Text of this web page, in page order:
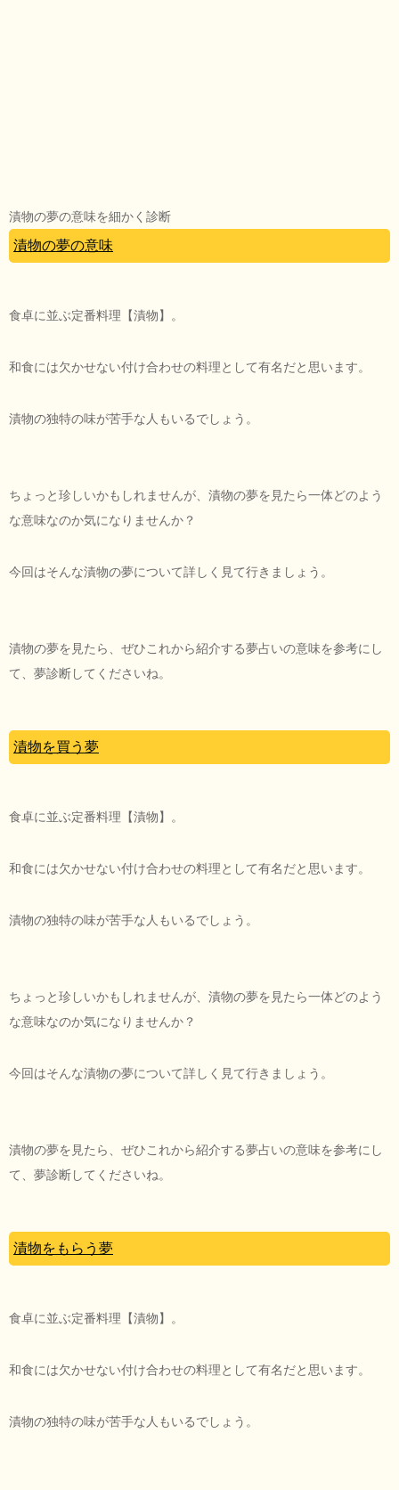
漬物の夢の意味を細かく診断
漬物の夢の意味
食卓に並ぶ定番料理【漬物】。
和食には欠かせない付け合わせの料理として有名だと思います。
漬物の独特の味が苦手な人もいるでしょう。
ちょっと珍しいかもしれませんが、漬物の夢を見たら一体どのよう
な意味なのか気になりませんか？
今回はそんな漬物の夢について詳しく見て行きましょう。
漬物の夢を見たら、ぜひこれから紹介する夢占いの意味を参考にし
て、夢診断してくださいね。
漬物を買う夢
食卓に並ぶ定番料理【漬物】。
和食には欠かせない付け合わせの料理として有名だと思います。
漬物の独特の味が苦手な人もいるでしょう。
ちょっと珍しいかもしれませんが、漬物の夢を見たら一体どのよう
な意味なのか気になりませんか？
今回はそんな漬物の夢について詳しく見て行きましょう。
漬物の夢を見たら、ぜひこれから紹介する夢占いの意味を参考にし
て、夢診断してくださいね。
漬物をもらう夢
食卓に並ぶ定番料理【漬物】。
和食には欠かせない付け合わせの料理として有名だと思います。
漬物の独特の味が苦手な人もいるでしょう。